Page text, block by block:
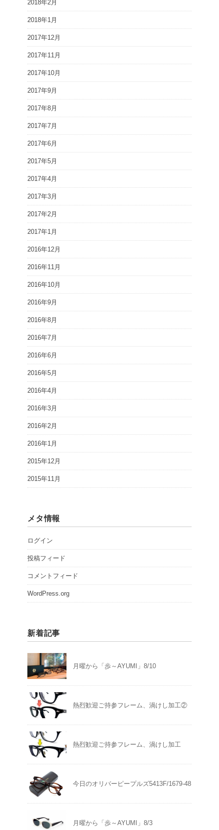
2018年2月
2018年1月
2017年12月
2017年11月
2017年10月
2017年9月
2017年8月
2017年7月
2017年6月
2017年5月
2017年4月
2017年3月
2017年2月
2017年1月
2016年12月
2016年11月
2016年10月
2016年9月
2016年8月
2016年7月
2016年6月
2016年5月
2016年4月
2016年3月
2016年2月
2016年1月
2015年12月
2015年11月
メタ情報
ログイン
投稿フィード
コメントフィード
WordPress.org
新着記事
月曜から「歩～AYUMI」8/10
熱烈歓迎ご持参フレーム、渦けし加工②
熱烈歓迎ご持参フレーム、渦けし加工
今日のオリバーピープルズ5413F/1679-48
月曜から「歩～AYUMI」8/3